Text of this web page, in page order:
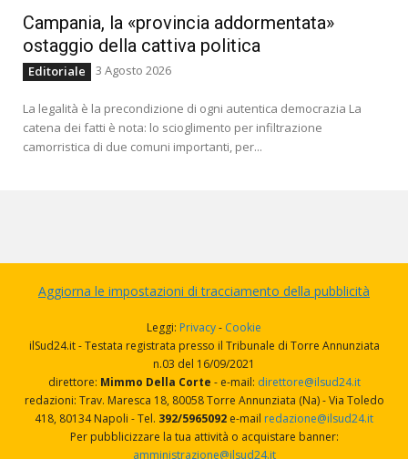
Campania, la «provincia addormentata»
ostaggio della cattiva politica
Editoriale 3 Agosto 2026
La legalità è la precondizione di ogni autentica democrazia La
catena dei fatti è nota: lo scioglimento per infiltrazione
camorristica di due comuni importanti, per...
Aggiorna le impostazioni di tracciamento della pubblicità
Leggi: Privacy- Cookie
ilSud24.it - Testata registrata presso il Tribunale di Torre Annunziata
n.03 del 16/09/2021
direttore: Mimmo Della Corte - e-mail: direttore@ilsud24.it
redazioni: Trav. Maresca 18, 80058 Torre Annunziata (Na) - Via Toledo
418, 80134 Napoli - Tel. 392/5965092 e-mail redazione@ilsud24.it
Per pubblicizzare la tua attività o acquistare banner:
amministrazione@ilsud24.it